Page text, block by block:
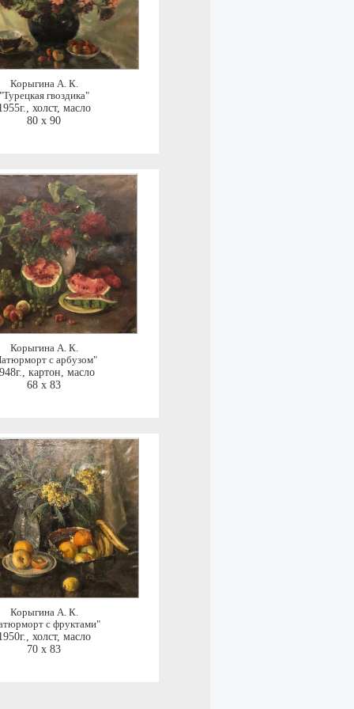
Корыгина А. К.
гвоздика"
, холст, масло
80 x 90
Корыгина А. К.
с арбузом"
, картон, масло
68 x 83
Корыгина А. К.
с фруктами"
, холст, масло
70 x 83